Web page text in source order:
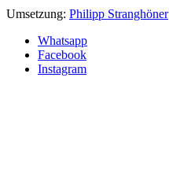
Umsetzung: Philipp Stranghöner
Whatsapp
Facebook
Instagram